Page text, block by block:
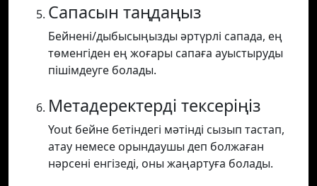
Сапасын таңдаңыз
Бейнені/дыбысыңызды әртүрлі сапада, ең
төменгіден ең жоғары сапаға ауыстыруды
пішімдеуге болады.
Метадеректерді тексеріңіз
Yout бейне бетіндегі мәтінді сызып тастап,
атау немесе орындаушы деп болжаған
нәрсені енгізеді, оны жаңартуға болады.